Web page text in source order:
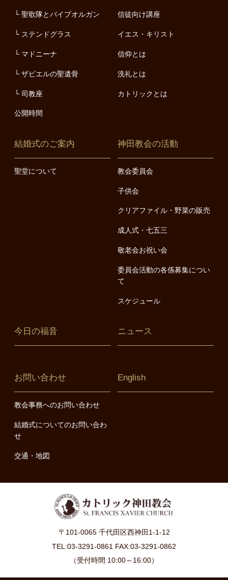
聖歌隊とパイプオルガン
ステンドグラス
マドニーナ
ザビエルの聖遺骨
司教座
公開時間
信徒向け講座
イエス・キリスト
信仰とは
洗礼とは
カトリックとは
結婚式のご案内
聖堂について
神田教会の活動
教会委員会
子供会
クリアファイル・野菜の販売
成人式・七五三
敬老会お祝い会
委員会活動の各係募集につい
て
スケジュール
今日の福音 ニュース
お問い合わせ
教会事務へのお問い合わせ
結婚式についてのお問い合わ
せ
交通・地図
English
〒101-0065 千代田区西神田1-1-12
TEL:03-3291-0861 FAX:03-3291-0862
（受付時間 10:00～16:00）